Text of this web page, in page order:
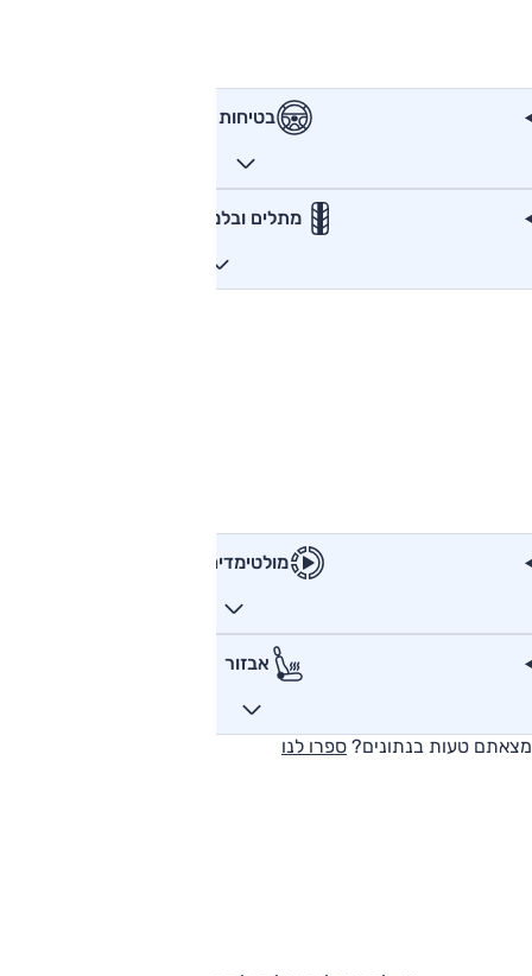
בטיחות
מתלים ובלמים
מולטימדיה
אבזור
מצאתם טעות בנתונים? ספרו לנו